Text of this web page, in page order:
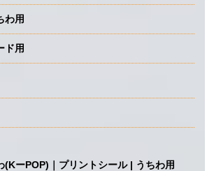
わ用
ド用
(KーPOP)｜プリントシール | うちわ用